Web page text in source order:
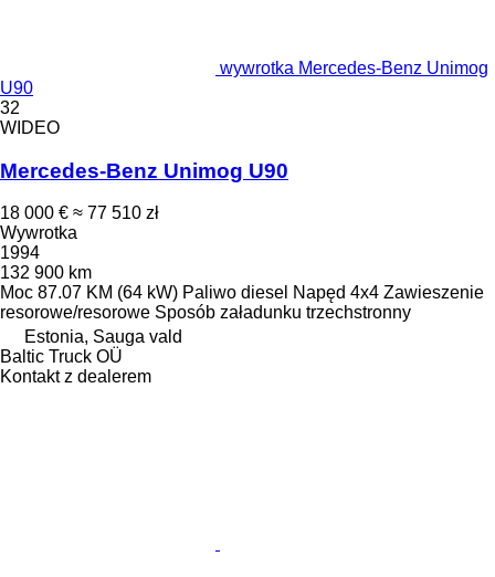
wywrotka Mercedes-Benz Unimog
U90
32
WIDEO
Mercedes-Benz Unimog U90
18 000 € ≈ 77 510 zł
Wywrotka
1994
132 900 km
Moc 87.07 KM (64 kW) Paliwo diesel Napęd 4x4 Zawieszenie
resorowe/resorowe Sposób załadunku trzechstronny
Estonia, Sauga vald
Baltic Truck OÜ
Kontakt z dealerem